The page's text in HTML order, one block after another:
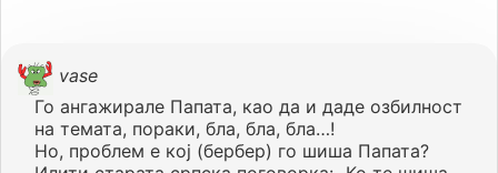
vase
Го ангажирале Папата, као да и даде озбилност
на темата, пораки, бла, бла, бла…!
Но, проблем е кој (бербер) го шиша Папата?